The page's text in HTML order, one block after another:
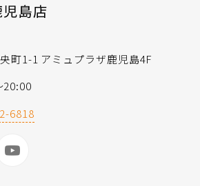
島店
町1-1 アミュプラザ鹿児島4F
20:00
6818